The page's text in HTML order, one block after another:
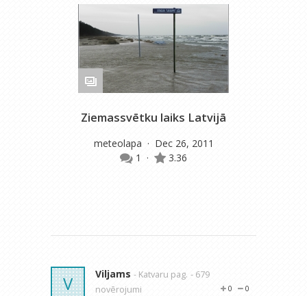
Ziemassvētku laiks Latvijā
meteolapa · Dec 26, 2011
1
· 3.36
V Viljams - Katvaru pag. - 679
novērojumi
0
0